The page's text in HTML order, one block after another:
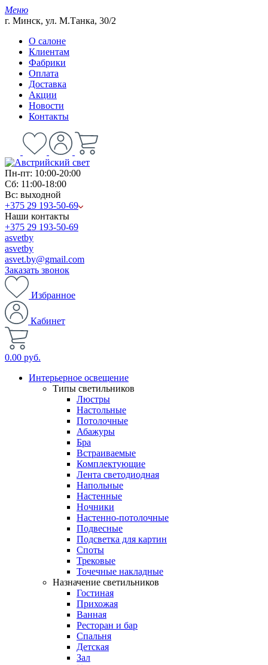
Меню
г. Минск, ул. М.Танка, 30/2
О салоне
Клиентам
Фабрики
Оплата
Доставка
Акции
Новости
Контакты
Пн-пт: 10:00-20:00
Сб: 11:00-18:00
Вс: выходной
+375 29 193-50-69
Наши контакты
+375 29 193-50-69
asvetby
asvetby
asvet.by@gmail.com
Заказать звонок
Избранное
Кабинет
0.00 руб.
Интерьерное освещение
Типы светильников
Люстры
Настольные
Потолочные
Абажуры
Бра
Встраиваемые
Комплектующие
Лента светодиодная
Напольные
Настенные
Ночники
Настенно-потолочные
Подвесные
Подсветка для картин
Споты
Трековые
Точечные накладные
Назначение светильников
Гостиная
Прихожая
Ванная
Ресторан и бар
Спальня
Детская
Зал